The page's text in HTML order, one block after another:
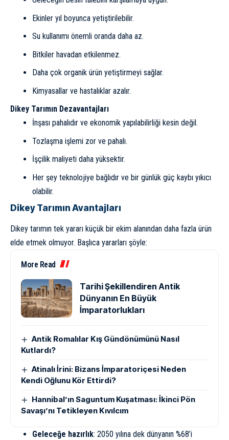
Ekinler yıl boyunca yetiştirilebilir.
Su kullanımı önemli oranda daha az.
Bitkiler havadan etkilenmez.
Daha çok organik ürün yetiştirmeyi sağlar.
Kimyasallar ve hastalıklar azalır.
Dikey Tarımın Dezavantajları
İnşası pahalıdır ve ekonomik yapılabilirliği kesin değil.
Tozlaşma işlemi zor ve pahalı.
İşçilik maliyeti daha yüksektir.
Her şey teknolojiye bağlıdır ve bir günlük güç kaybı yıkıcı
olabilir.
Dikey Tarımın Avantajları
Dikey tarımın tek yararı küçük bir ekim alanından daha fazla ürün
elde etmek olmuyor. Başlıca yararları şöyle:
More Read
Tarihi Şekillendiren Antik
Dünyanın En Büyük
İmparatorlukları
Antik Romalılar Kış Gündönümünü Nasıl
Kutlardı?
Atinalı İrini: Bizans İmparatoriçesi Neden
Kendi Oğlunu Kör Ettirdi?
Hannibal’ın Saguntum Kuşatması: İkinci Pön
Savaşı’nı Tetikleyen Kıvılcım
Geleceğe hazırlık: 2050 yılına dek dünyanın %68’i